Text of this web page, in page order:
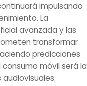
impulsando
La
avanzada y las
transformar
predicciones
móvil será la